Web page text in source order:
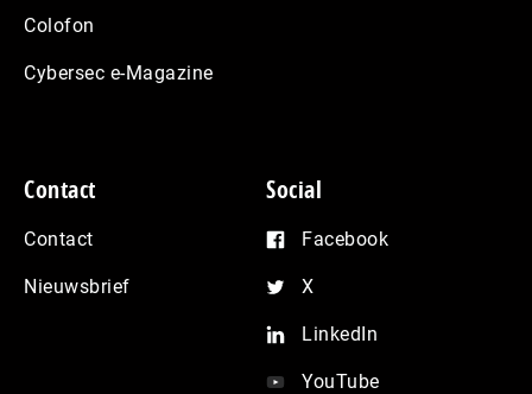
Colofon
Cybersec e-Magazine
Contact
Contact
Nieuwsbrief
Social
Facebook
X
LinkedIn
YouTube